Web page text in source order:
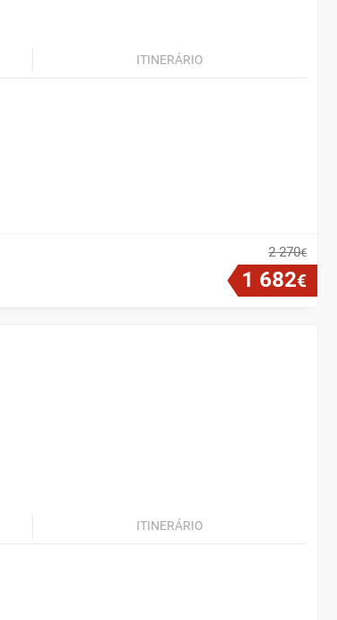
ITINERÁRIO
2 270€
1 682€
ITINERÁRIO